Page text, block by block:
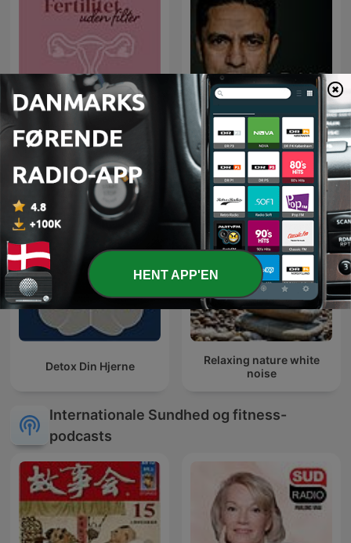
Fertilitet uden filter
ADHD & Autisme Podcast
med Manu Sareen
Detox Din Hjerne
Relaxing nature white
noise
Internationale Sundhed og fitness-
podcasts
HENT APP'EN